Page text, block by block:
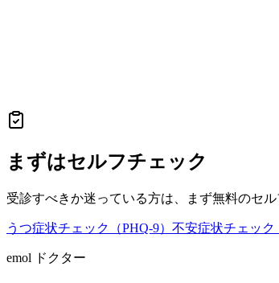
まずはセルフチェック
受診すべきか迷っている方は、まず無料のセ
うつ症状チェック（PHQ-9） 不安症状チェック
emol ドクター